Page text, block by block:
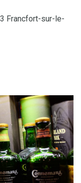
Francfort-sur-le-